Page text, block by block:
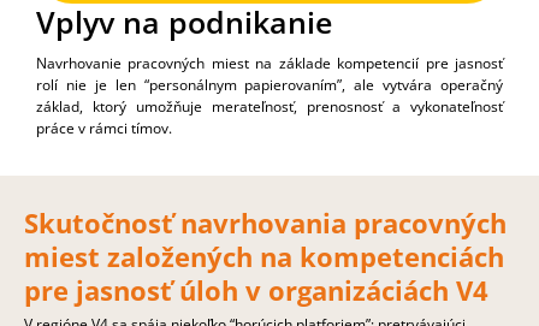
Vplyv na podnikanie
Navrhovanie pracovných miest na základe kompetencií pre jasnosť
rolí nie je len “personálnym papierovaním”, ale vytvára operačný
základ, ktorý umožňuje merateľnosť, prenosnosť a vykonateľnosť
práce v rámci tímov.
Skutočnosť navrhovania pracovných
miest založených na kompetenciách
pre jasnosť úloh v organizáciách V4